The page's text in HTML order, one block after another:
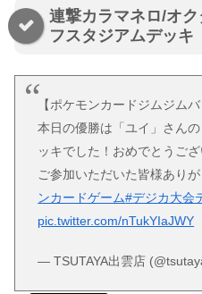
連撃カラマネロ/オ
フスタジアムデッキ
【ポケモンカードジムジムバ
本日の優勝は「ユイ」さん
ッキでした！おめでとうござ
ご参加いただいた皆様あり
ンカードゲーム#デジカ大会
pic.twitter.com/nTukYIaJWY
— TSUTAYA出雲店